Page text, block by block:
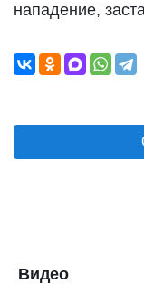
нападение,
Видео